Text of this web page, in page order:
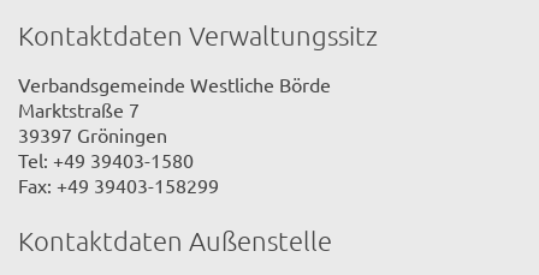
Kontaktdaten Verwaltungssitz
Verbandsgemeinde Westliche Börde
Marktstraße 7
39397 Gröningen
Tel: +49 39403-1580
Fax: +49 39403-158299
Kontaktdaten Außenstelle